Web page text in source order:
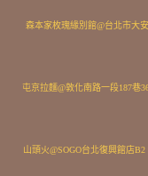
森本家枚瑰緣別館@台北市大
屯京拉麵@敦化南路一段187巷
山頭火@SOGO台北復興館店B2